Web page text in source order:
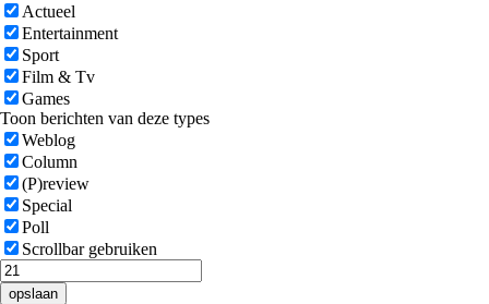
Actueel
Entertainment
Sport
Film & Tv
Games
Toon berichten van deze types
Weblog
Column
(P)review
Special
Poll
Scrollbar gebruiken
opslaan